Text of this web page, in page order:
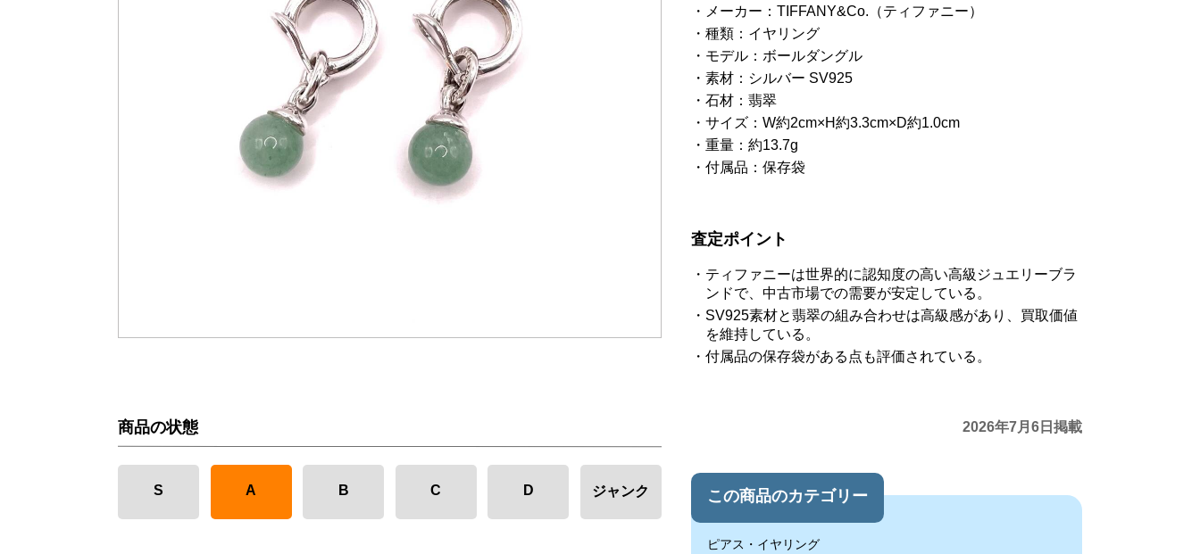
メーカー：TIFFANY&Co.（ティファニー）
種類：イヤリング
モデル：ボールダングル
素材：シルバー SV925
石材：翡翠
サイズ：W約2cm×H約3.3cm×D約1.0cm
重量：約13.7g
付属品：保存袋
査定ポイント
ティファニーは世界的に認知度の高い高級ジュエリーブラ
ンドで、中古市場での需要が安定している。
SV925素材と翡翠の組み合わせは高級感があり、買取価値
を維持している。
付属品の保存袋がある点も評価されている。
2026年7月6日掲載
この商品のカテゴリー
ピアス・イヤリング
商品の状態
S A B C D ジャンク